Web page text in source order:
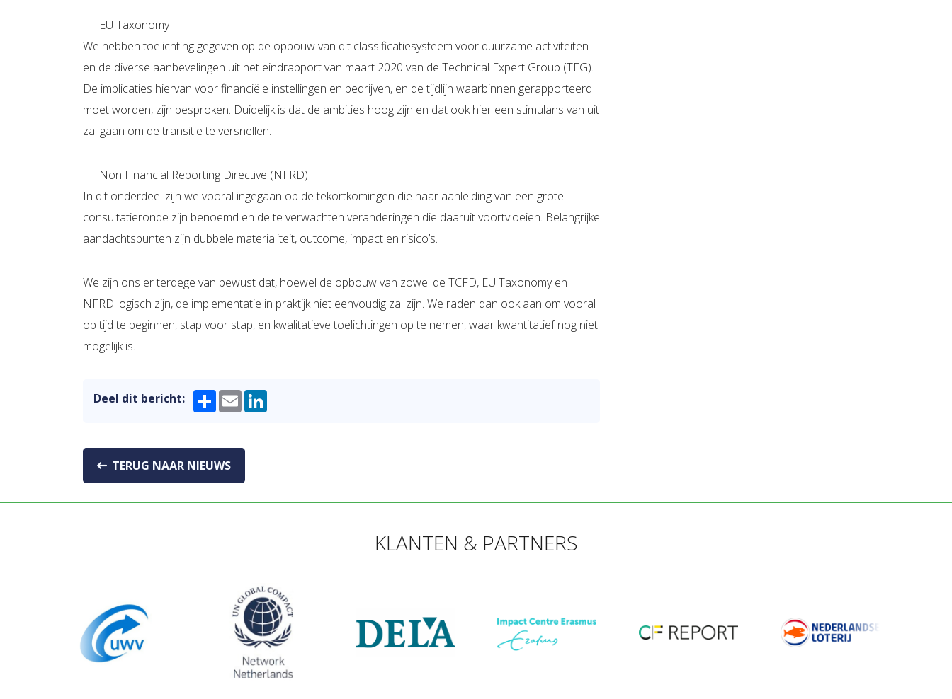
· EU Taxonomy
We hebben toelichting gegeven op de opbouw van dit classificatiesysteem voor duurzame activiteiten
en de diverse aanbevelingen uit het eindrapport van maart 2020 van de Technical Expert Group (TEG).
De implicaties hiervan voor financiële instellingen en bedrijven, en de tijdlijn waarbinnen gerapporteerd
moet worden, zijn besproken. Duidelijk is dat de ambities hoog zijn en dat ook hier een stimulans van uit
zal gaan om de transitie te versnellen.
· Non Financial Reporting Directive (NFRD)
In dit onderdeel zijn we vooral ingegaan op de tekortkomingen die naar aanleiding van een grote
consultatieronde zijn benoemd en de te verwachten veranderingen die daaruit voortvloeien. Belangrijke
aandachtspunten zijn dubbele materialiteit, outcome, impact en risico’s.
We zijn ons er terdege van bewust dat, hoewel de opbouw van zowel de TCFD, EU Taxonomy en
NFRD logisch zijn, de implementatie in praktijk niet eenvoudig zal zijn. We raden dan ook aan om vooral
op tijd te beginnen, stap voor stap, en kwalitatieve toelichtingen op te nemen, waar kwantitatief nog niet
mogelijk is.
Deel dit bericht: ShareEmail
TERUG NAAR NIEUWS
KLANTEN & PARTNERS